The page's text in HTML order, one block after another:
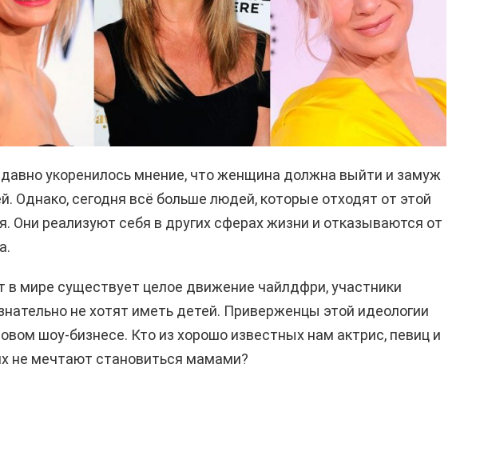
укоренилось мнение, что женщина должна выйти и замуж
Однако, сегодня всё больше людей, которые отходят от этой
Они реализуют себя в других сферах жизни и отказываются от
в мире существует целое движение чайлдфри, участники
не хотят иметь детей. Приверженцы этой идеологии
шоу-бизнесе. Кто из хорошо известных нам актрис, певиц и
не мечтают становиться мамами?